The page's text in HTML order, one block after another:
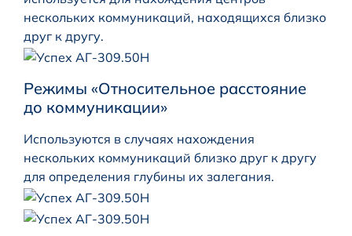
нескольких коммуникаций, находящихся близко
друг к другу.
Режимы «Относительное расстояние
до коммуникации»
Используются в случаях нахождения
нескольких коммуникаций близко друг к другу
для определения глубины их залегания.